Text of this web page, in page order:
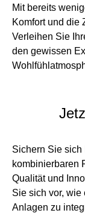
Mit bereits
Komfort und die
Verleihen Sie
den gewissen
Sichern Sie sich
kombinierbaren
Qualität und
Sie sich vor, wie
Anlagen zu